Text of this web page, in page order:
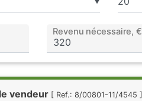
Revenu nécessaire, €
vendeur [ Ref.: 8/00801-11/4545 ]